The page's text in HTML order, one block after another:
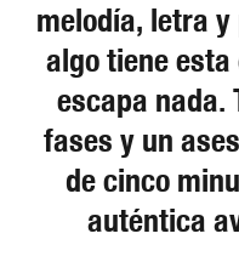
melodía, letra
algo tiene esta
escapa nada.
fases y un
de cinco
auténtica